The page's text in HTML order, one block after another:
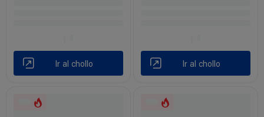
Ir al chollo Ir al chollo